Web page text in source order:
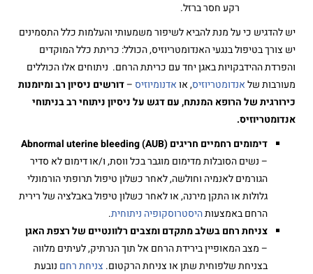
רקע חסר ברזל.
יש להדגיש כי על מנת להביא לשיפור משמעותי והעלמות כלל התסמינים
יש צורך בטיפול בנגעי האנדומטריוזיס, הכולל: כריתת כלל המוקדים
והפרדת ההידבקויות באגן יחד עם כריתת הרחם. ניתוחים אלו הכוללים
מעורבות שלאנדומטריוזיס, אואדנומיוזיס–דורשים ניסיון רב ומיומנות
כירורגית של הרופא המנתח, עם דגש על ניסיון ניתוחי רב בניתוחי
אנדומטריוזיס.
דימומים רחמיים חריגים (AUB) Abnormal uterine bleeding
– נשים הסובלות מדימום מוגבר בכל ווסת, ו/או דימום לא סדיר
הגורמים לאנמיה וחולשה, לאחר כשלון טיפול תרופתי הורמונלי
גלולות או התקן מירנה, או לאחר כשלון טיפול באבלציה של רירית
הרחם באמצעותהיסטרוסקופיה ניתוחית.
צניחת רחם בשלב מתקדם ומצבים רלוונטיים של רצפת האגן
– מצב המאופיין בירידת הרחם אל תוך הנרתיק, לעיתים מלווה
בצניחת שלפוחית שתן או צניחת הרקטום. צניחת רחם נובעת